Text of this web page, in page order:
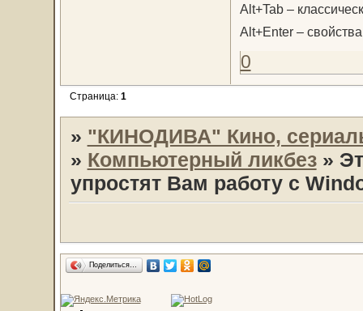
Alt+Tab –
Alt+Enter –
0
Страница: 1
» "КИНОДИВА" Кино,
» Компьютерный ликбез »
упростят Вам работу с
Поделиться…